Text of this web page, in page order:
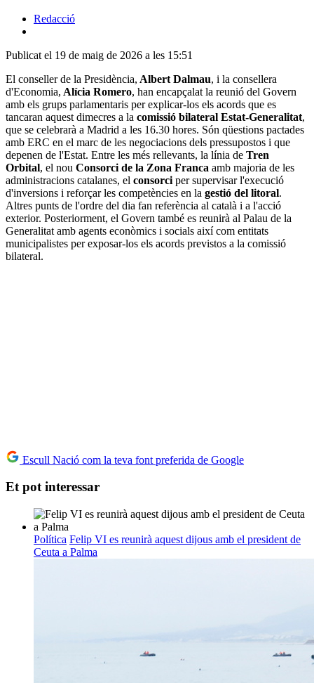
Redacció
Publicat el 19 de maig de 2026 a les 15:51
El conseller de la Presidència, Albert Dalmau, i la consellera
d'Economia, Alícia Romero, han encapçalat la reunió del Govern
amb els grups parlamentaris per explicar-los els acords que es
tancaran aquest dimecres a la comissió bilateral Estat-Generalitat,
que se celebrarà a Madrid a les 16.30 hores. Són qüestions pactades
amb ERC en el marc de les negociacions dels pressupostos i que
depenen de l'Estat. Entre les més rellevants, la línia de Tren
Orbital, el nou Consorci de la Zona Franca amb majoria de les
administracions catalanes, el consorci per supervisar l'execució
d'inversions i reforçar les competències en la gestió del litoral.
Altres punts de l'ordre del dia fan referència al català i a l'acció
exterior. Posteriorment, el Govern també es reunirà al Palau de la
Generalitat amb agents econòmics i socials així com entitats
municipalistes per exposar-los els acords previstos a la comissió
bilateral.
Escull Nació com la teva font preferida de Google
Et pot interessar
Política Felip VI es reunirà aquest dijous amb el president de
Ceuta a Palma